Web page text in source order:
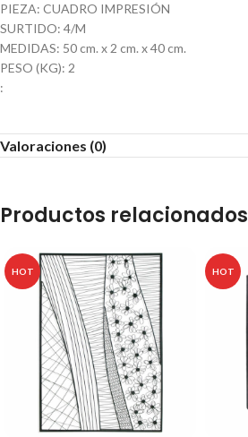
PIEZA: CUADRO IMPRESIÓN
SURTIDO: 4/M
MEDIDAS: 50 cm. x 2 cm. x 40 cm.
PESO (KG): 2
:
Valoraciones (0)
Productos relacionados
HOT HOT